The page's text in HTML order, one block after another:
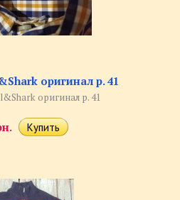
оригинал р. 41
оригинал р. 41